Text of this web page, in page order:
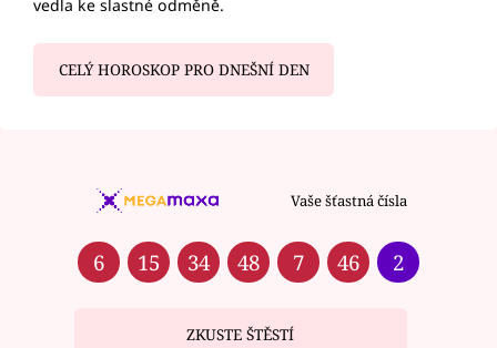
vedla ke slastné odměně.
CELÝ HOROSKOP PRO DNEŠNÍ DEN
Vaše šťastná čísla
6 15 34 48 7 46 2
ZKUSTE ŠTĚSTÍ